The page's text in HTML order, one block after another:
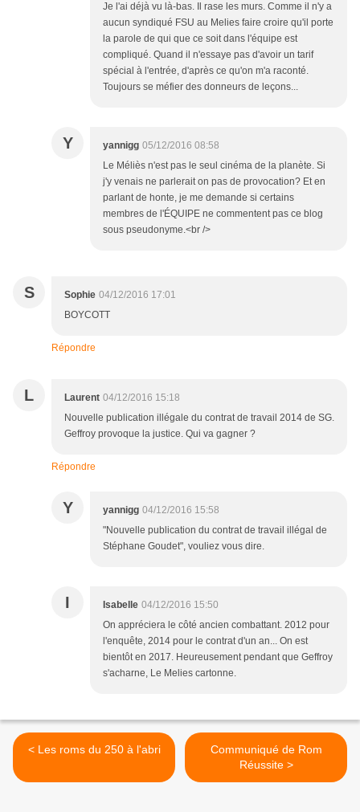
Je l'ai déjà vu là-bas. Il rase les murs. Comme il n'y a
aucun syndiqué FSU au Melies faire croire qu'il porte
la parole de qui que ce soit dans l'équipe est
compliqué. Quand il n'essaye pas d'avoir un tarif
spécial à l'entrée, d'après ce qu'on m'a raconté.
Toujours se méfier des donneurs de leçons...
Y yannigg 05/12/2016 08:58
Le Méliès n'est pas le seul cinéma de la planète. Si
j'y venais ne parlerait on pas de provocation? Et en
parlant de honte, je me demande si certains
membres de l'ÉQUIPE ne commentent pas ce blog
sous pseudonyme.<br />
S Sophie 04/12/2016 17:01
BOYCOTT
Répondre
L Laurent 04/12/2016 15:18
Nouvelle publication illégale du contrat de travail 2014 de SG.
Geffroy provoque la justice. Qui va gagner ?
Répondre
Y yannigg 04/12/2016 15:58
"Nouvelle publication du contrat de travail illégal de
Stéphane Goudet", vouliez vous dire.
I Isabelle 04/12/2016 15:50
On appréciera le côté ancien combattant. 2012 pour
l'enquête, 2014 pour le contrat d'un an... On est
bientôt en 2017. Heureusement pendant que Geffroy
s'acharne, Le Melies cartonne.
< Les roms du 250 à l'abri
Communiqué de Rom
Réussite >